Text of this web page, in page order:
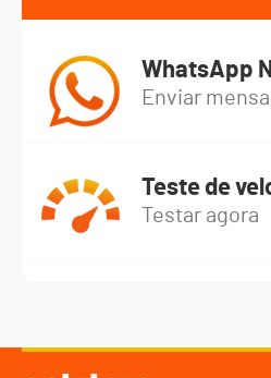
WhatsApp
Enviar
Teste de
Testar agora